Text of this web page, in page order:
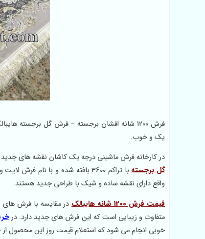
یک و خوب.
در کارخانه فرش ماشینی درجه یک کاشان نقشه های جدید و
گل برجسته
با تراکم 3600 بافته شده و با
واقع دارای نقشه ساده و شیک با طراحی جدید هستند.
قیمت فرش 1200 شانه هایبالک
در مقایسه با فرش های
متفاوت و زیبایی است که این فرش های جدید دارد. در
خوبی انجام می شود که استعلام قیمت روز این محصول